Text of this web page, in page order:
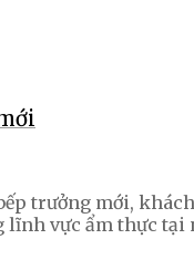
trưởng mới,
vực ẩm thực tại